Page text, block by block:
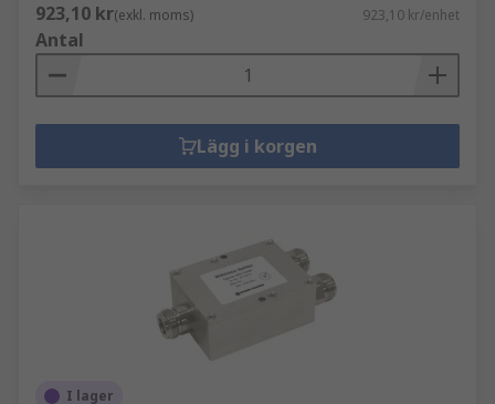
923,10 kr(exkl. moms) 923,10 kr/enhet
Antal
Lägg i korgen
I lager